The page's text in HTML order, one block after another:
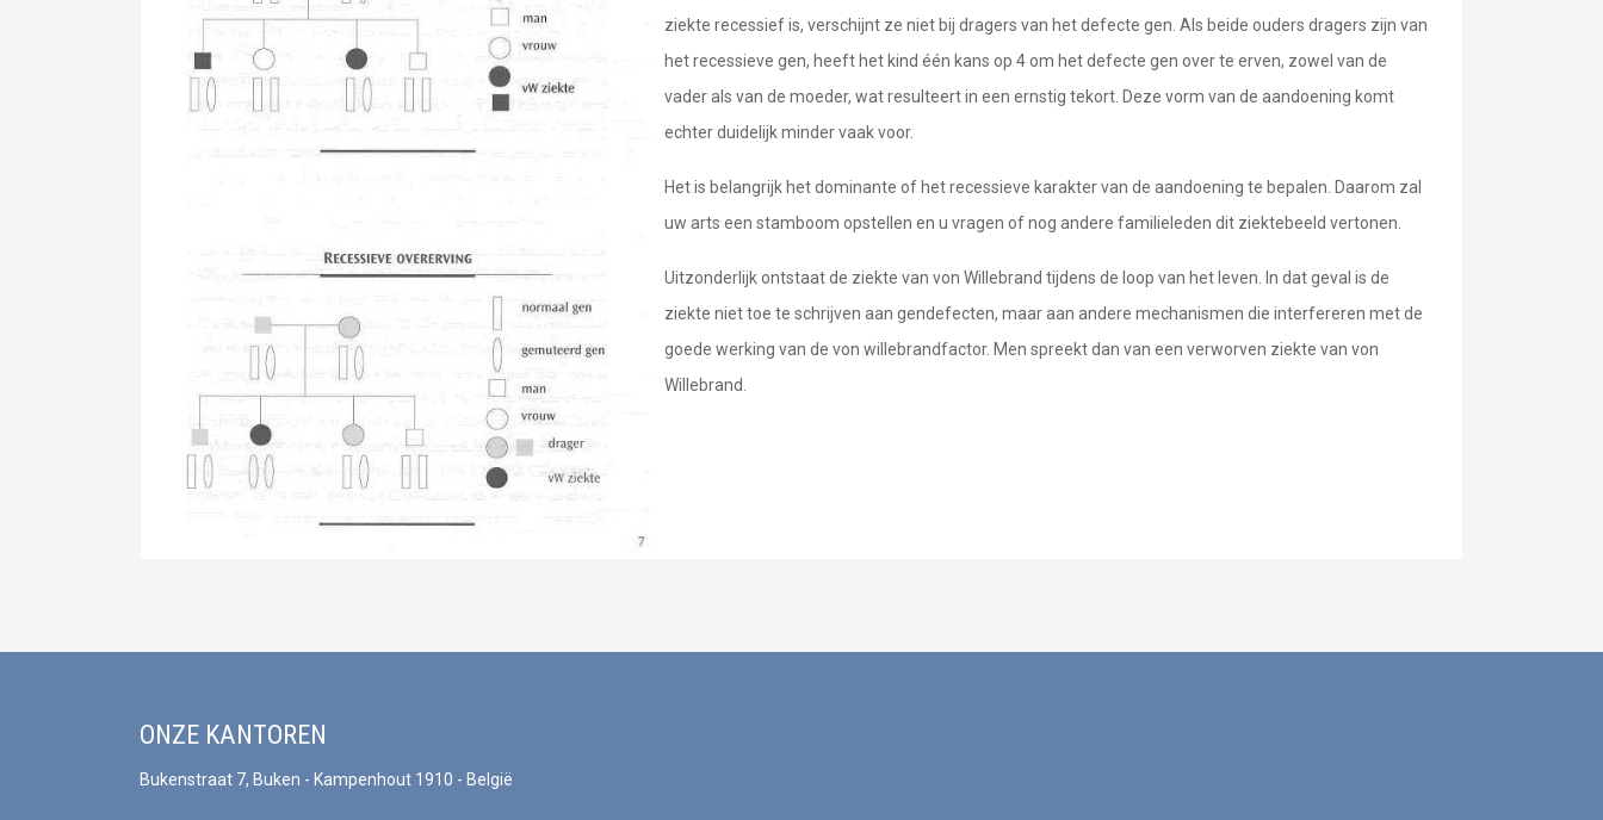
ziekte recessief is, verschijnt ze niet bij dragers van het defecte gen. Als beide ouders dragers zijn van
het recessieve gen, heeft het kind één kans op 4 om het defecte gen over te erven, zowel van de
vader als van de moeder, wat resulteert in een ernstig tekort. Deze vorm van de aandoening komt
echter duidelijk minder vaak voor.
Het is belangrijk het dominante of het recessieve karakter van de aandoening te bepalen. Daarom zal
uw arts een stamboom opstellen en u vragen of nog andere familieleden dit ziektebeeld vertonen.
Uitzonderlijk ontstaat de ziekte van von Willebrand tijdens de loop van het leven. In dat geval is de
ziekte niet toe te schrijven aan gendefecten, maar aan andere mechanismen die interfereren met de
goede werking van de von willebrandfactor. Men spreekt dan van een verworven ziekte van von
Willebrand.
ONZE KANTOREN
Bukenstraat 7, Buken - Kampenhout 1910 - België